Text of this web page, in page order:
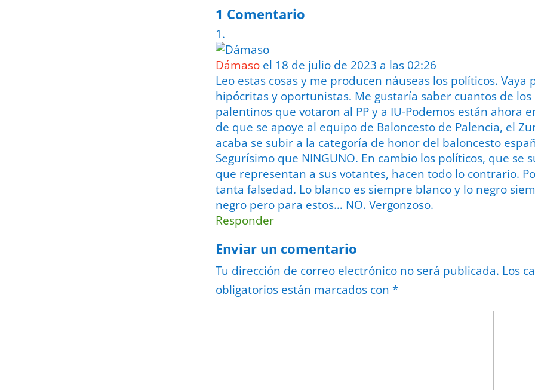
1 Comentario
Dámaso el 18 de julio de 2023 a las 02:26
Leo estas cosas y me producen náuseas los políticos. Vaya
hipócritas y oportunistas. Me gustaría saber cuantos de los
palentinos que votaron al PP y a IU-Podemos están ahora
de que se apoye al equipo de Baloncesto de Palencia, el
acaba se subir a la categoría de honor del baloncesto
Segurísimo que NINGUNO. En cambio los políticos, que se
que representan a sus votantes, hacen todo lo contrario.
tanta falsedad. Lo blanco es siempre blanco y lo negro
negro pero para estos… NO. Vergonzoso.
Responder
Enviar un comentario
Tu dirección de correo electrónico no será publicada. Los
obligatorios están marcados con *